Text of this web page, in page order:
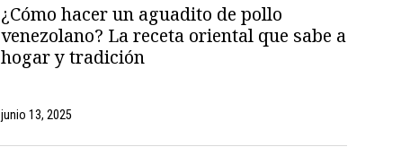
¿Cómo hacer un aguadito de pollo
venezolano? La receta oriental que sabe a
hogar y tradición
junio 13, 2025